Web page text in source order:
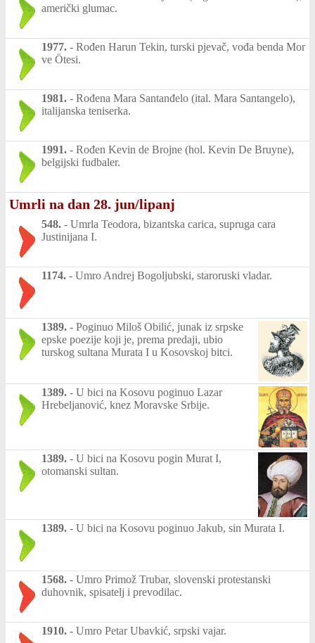
američki glumac.
1977. - Rođen Harun Tekin, turski pjevač, vođa benda Mor
ve Ötesi.
1981. - Rođena Mara Santanđelo (ital. Mara Santangelo),
italijanska teniserka.
1991. - Rođen Kevin de Brojne (hol. Kevin De Bruyne),
belgijski fudbaler.
Umrli na dan 28. jun/lipanj
548. - Umrla Teodora, bizantska carica, supruga cara
Justinijana I.
1174. - Umro Andrej Bogoljubski, staroruski vladar.
1389. - Poginuo Miloš Obilić, junak iz srpske
epske poezije koji je, prema predaji, ubio
turskog sultana Murata I u Kosovskoj bitci.
1389. - U bici na Kosovu poginuo Lazar
Hrebeljanović, knez Moravske Srbije.
1389. - U bici na Kosovu pogin Murat I,
otomanski sultan.
1389. - U bici na Kosovu poginuo Jakub, sin Murata I.
1568. - Umro Primož Trubar, slovenski protestanski
duhovnik, spisatelj i prevodilac.
1910. - Umro Petar Ubavkić, srpski vajar.